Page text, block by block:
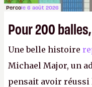
Percole 6 août 2026
Pour 200
Une belle histoire
Michael Major, un
pensait avoir réussi